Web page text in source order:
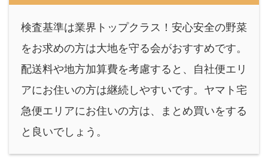
検査基準は業界トップクラス！安心安全の野菜
をお求めの方は大地を守る会がおすすめです。
配送料や地方加算費を考慮すると、自社便エリ
アにお住いの方は継続しやすいです。ヤマト宅
急便エリアにお住いの方は、まとめ買いをする
と良いでしょう。